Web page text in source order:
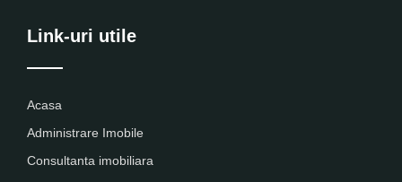
Link-uri utile
Acasa
Administrare Imobile
Consultanta imobiliara